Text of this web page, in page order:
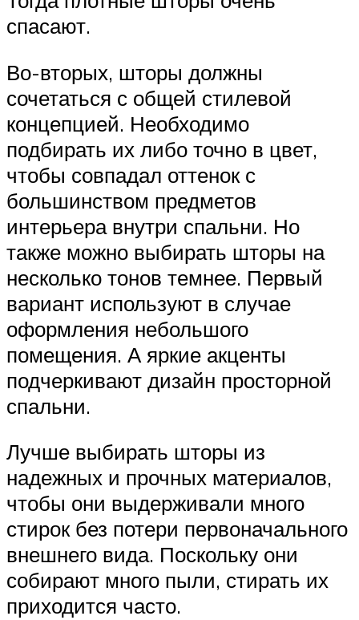
спасают.
Во-вторых, шторы должны
сочетаться с общей стилевой
концепцией. Необходимо
подбирать их либо точно в цвет,
чтобы совпадал оттенок с
большинством предметов
интерьера внутри спальни. Но
также можно выбирать шторы на
несколько тонов темнее. Первый
вариант используют в случае
оформления небольшого
помещения. А яркие акценты
подчеркивают дизайн просторной
спальни.
Лучше выбирать шторы из
надежных и прочных материалов,
чтобы они выдерживали много
стирок без потери первоначального
внешнего вида. Поскольку они
собирают много пыли, стирать их
приходится часто.